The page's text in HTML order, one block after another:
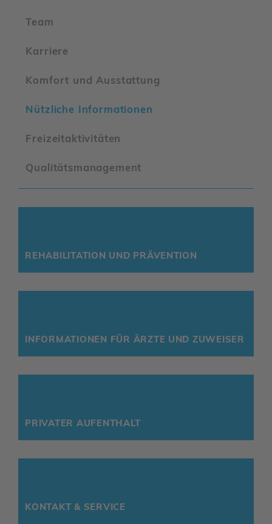
Team
Karriere
Komfort und Ausstat­tung
Nütz­liche Infor­ma­tionen
Frei­zeit­ak­ti­vi­täten
Quali­täts­ma­nage­ment
REHA­BI­LI­TA­TION UND PRÄVENTION
INFOR­MA­TIONEN FÜR ÄRZTE UND ZUWEISER
PRIVATER AUFENT­HALT
KONTAKT & SERVICE